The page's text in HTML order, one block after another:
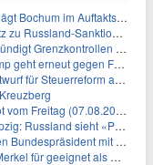
Bochum im Auftaktspiel
Russland-Sanktionen
zu Italien an
gegen Fed-Gouverneurin vor
Steuerreform ab 2027 vor
Freitag (07.08.2026)
sieht «Provokation»
mit Politik-Erfahrung
als Bundespräsidentin